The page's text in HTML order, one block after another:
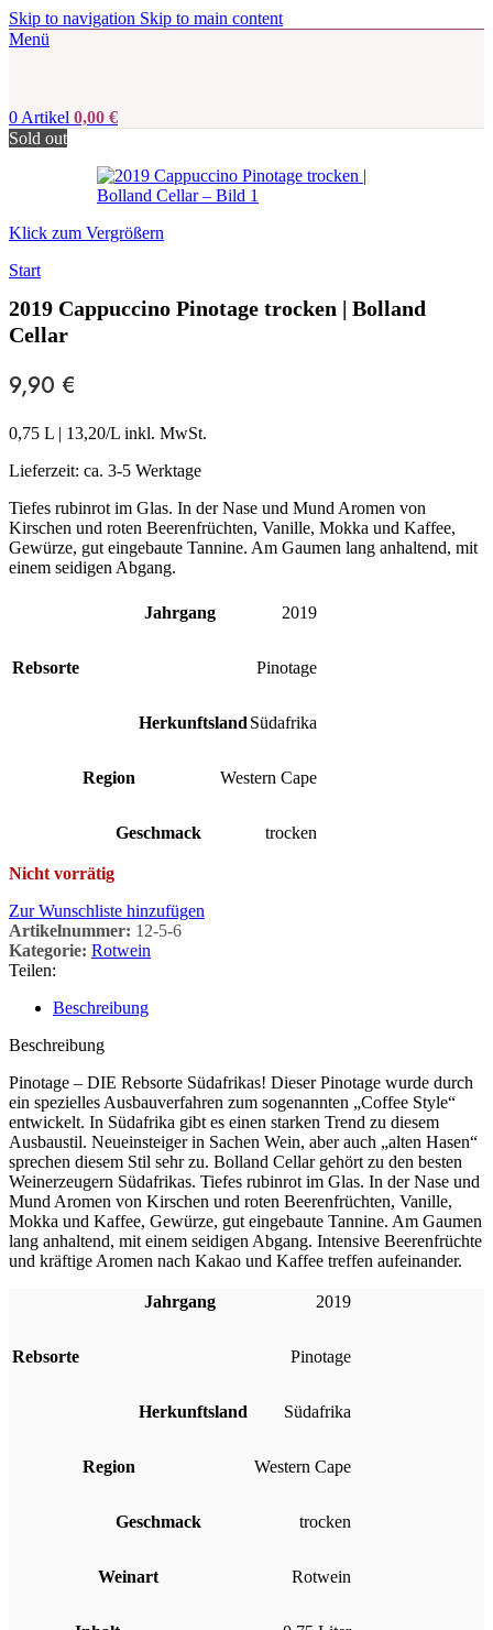
Skip to navigation Skip to main content
Menü
0 Artikel 0,00 €
Sold out
Klick zum Vergrößern
Start
2019 Cappuccino Pinotage trocken | Bolland
Cellar
9,90 €
0,75 L | 13,20/L inkl. MwSt.
Lieferzeit: ca. 3-5 Werktage
Tiefes rubinrot im Glas. In der Nase und Mund Aromen von
Kirschen und roten Beerenfrüchten, Vanille, Mokka und Kaffee,
Gewürze, gut eingebaute Tannine. Am Gaumen lang anhaltend, mit
einem seidigen Abgang.
Jahrgang 2019
Rebsorte Pinotage
Herkunftsland Südafrika
Region Western Cape
Geschmack trocken
Nicht vorrätig
Zur Wunschliste hinzufügen
Artikelnummer: 12-5-6
Kategorie: Rotwein
Teilen:
Beschreibung
Beschreibung
Pinotage – DIE Rebsorte Südafrikas! Dieser Pinotage wurde durch
ein spezielles Ausbauverfahren zum sogenannten „Coffee Style“
entwickelt. In Südafrika gibt es einen starken Trend zu diesem
Ausbaustil. Neueinsteiger in Sachen Wein, aber auch „alten Hasen“
sprechen diesem Stil sehr zu. Bolland Cellar gehört zu den besten
Weinerzeugern Südafrikas. Tiefes rubinrot im Glas. In der Nase und
Mund Aromen von Kirschen und roten Beerenfrüchten, Vanille,
Mokka und Kaffee, Gewürze, gut eingebaute Tannine. Am Gaumen
lang anhaltend, mit einem seidigen Abgang. Intensive Beerenfrüchte
und kräftige Aromen nach Kakao und Kaffee treffen aufeinander.
Jahrgang 2019
Rebsorte Pinotage
Herkunftsland Südafrika
Region Western Cape
Geschmack trocken
Weinart Rotwein